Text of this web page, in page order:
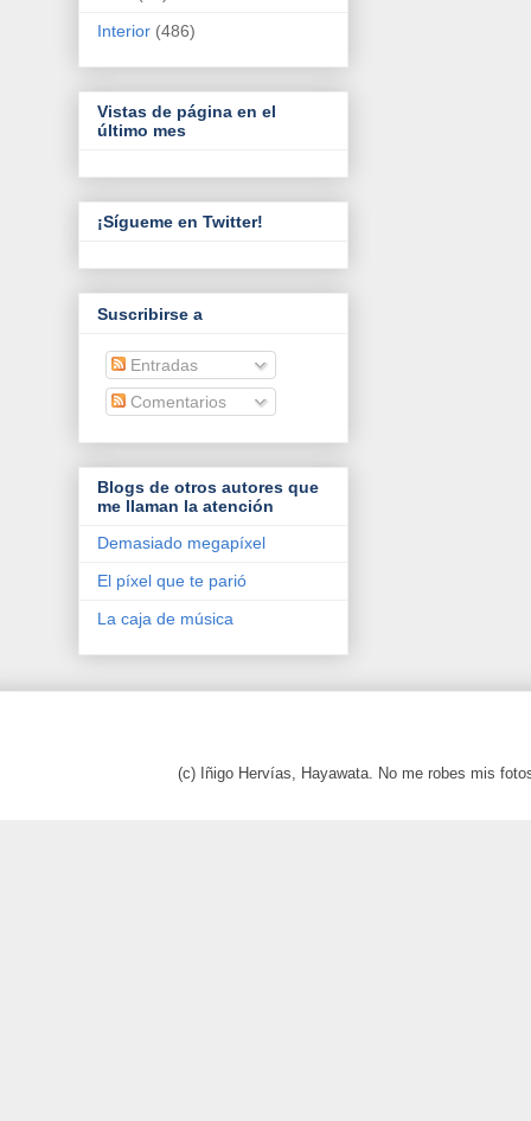
Interior (486)
Vistas de página en el
último mes
¡Sígueme en Twitter!
Suscribirse a
Entradas
Comentarios
Blogs de otros autores que
me llaman la atención
Demasiado megapíxel
El píxel que te parió
La caja de música
(c) Iñigo Hervías, Hayawata. No me robes mis